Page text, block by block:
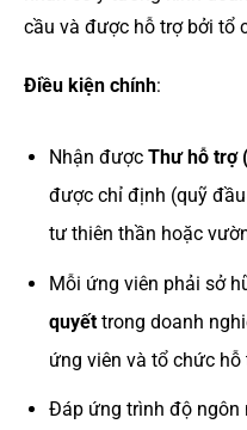
cầu và được hỗ trợ bởi tổ
Điều kiện chính:
Nhận được Thư hỗ trợ
được chỉ định (quỹ
tư thiên thần hoặc
Mỗi ứng viên phải sở
quyếttrong doanh
ứng viên và tổ chức
Đáp ứng trình độ ngôn